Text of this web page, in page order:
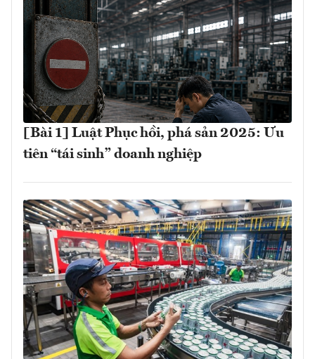
[Bài 1] Luật Phục hồi, phá sản 2025: Ưu
tiên “tái sinh” doanh nghiệp